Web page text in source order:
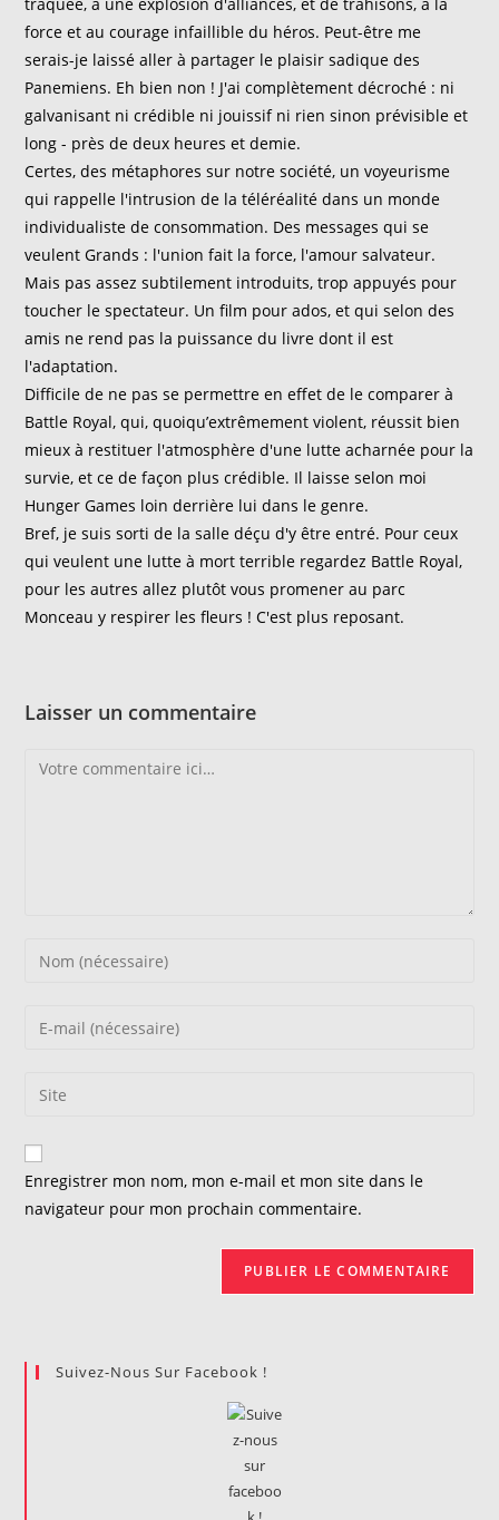
force et au courage infaillible du héros. Peut-être me
serais-je laissé aller à partager le plaisir sadique des
Panemiens. Eh bien non ! J'ai complètement décroché : ni
galvanisant ni crédible ni jouissif ni rien sinon prévisible et
long - près de deux heures et demie.
Certes, des métaphores sur notre société, un voyeurisme
qui rappelle l'intrusion de la téléréalité dans un monde
individualiste de consommation. Des messages qui se
veulent Grands : l'union fait la force, l'amour salvateur.
Mais pas assez subtilement introduits, trop appuyés pour
toucher le spectateur. Un film pour ados, et qui selon des
amis ne rend pas la puissance du livre dont il est
l'adaptation.
Difficile de ne pas se permettre en effet de le comparer à
Battle Royal, qui, quoiqu’extrêmement violent, réussit bien
mieux à restituer l'atmosphère d'une lutte acharnée pour la
survie, et ce de façon plus crédible. Il laisse selon moi
Hunger Games loin derrière lui dans le genre.
Bref, je suis sorti de la salle déçu d'y être entré. Pour ceux
qui veulent une lutte à mort terrible regardez Battle Royal,
pour les autres allez plutôt vous promener au parc
Monceau y respirer les fleurs ! C'est plus reposant.
Laisser un commentaire
Comment
Enter
Enter
address
comment
Saisir
de
votre
(facultatif)
Enregistrer mon nom, mon e-mail et mon site dans le
navigateur pour mon prochain commentaire.
Suivez-Nous Sur Facebook !